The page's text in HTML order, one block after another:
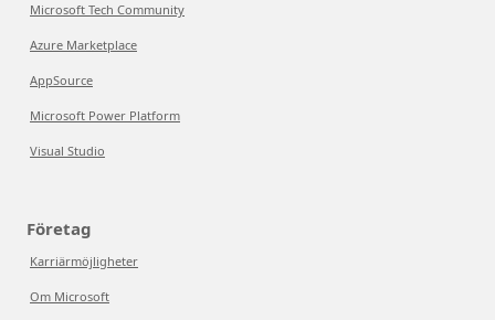
Microsoft Tech Community
Azure Marketplace
AppSource
Microsoft Power Platform
Visual Studio
Företag
Karriärmöjligheter
Om Microsoft